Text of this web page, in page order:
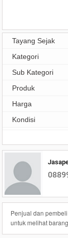
Tayang Sejak
Kategori
Sub Kategori
Produk
Harga
Kondisi
Penjual dan
untuk melihat